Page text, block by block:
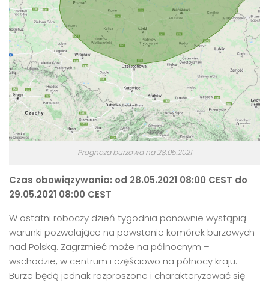
Prognoza burzowa na 28.05.2021
Czas obowiązywania: od 28.05.2021 08:00 CEST do
29.05.2021 08:00 CEST
W ostatni roboczy dzień tygodnia ponownie wystąpią
warunki pozwalające na powstanie komórek burzowych
nad Polską. Zagrzmieć może na północnym –
wschodzie, w centrum i częściowo na północy kraju.
Burze będą jednak rozproszone i charakteryzować się